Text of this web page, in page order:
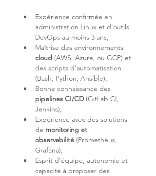
Expérience confirmée en
administration Linux et d'outils
DevOps au moins 3 ans,
Maîtrise des environnements
cloud (AWS, Azure, ou GCP) et
des scripts d’automatisation
(Bash, Python, Ansible),
Bonne connaissance des
pipelines CI/CD (GitLab CI,
Jenkins),
Expérience avec des solutions
de monitoring et
observabilité (Prometheus,
Grafana),
Esprit d’équipe, autonomie et
capacité à proposer des